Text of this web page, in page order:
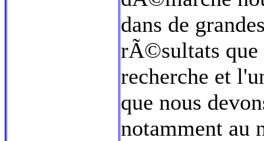
dans de
rÃ©sultats que
recherche et
que nous
notamment au